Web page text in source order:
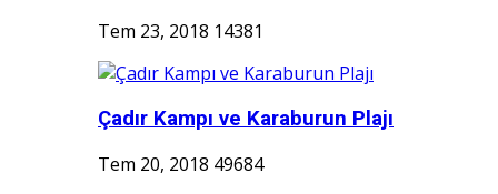
Tem 23, 2018 14381
Çadır Kampı ve Karaburun Plajı
Tem 20, 2018 49684